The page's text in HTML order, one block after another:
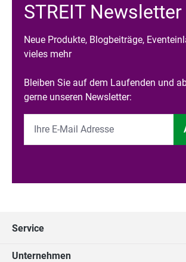
STREIT Newsletter
Neue Produkte, Blogbeiträge,
vieles mehr
Bleiben Sie auf dem Laufenden und
gerne unseren Newsletter:
Service
Unternehmen